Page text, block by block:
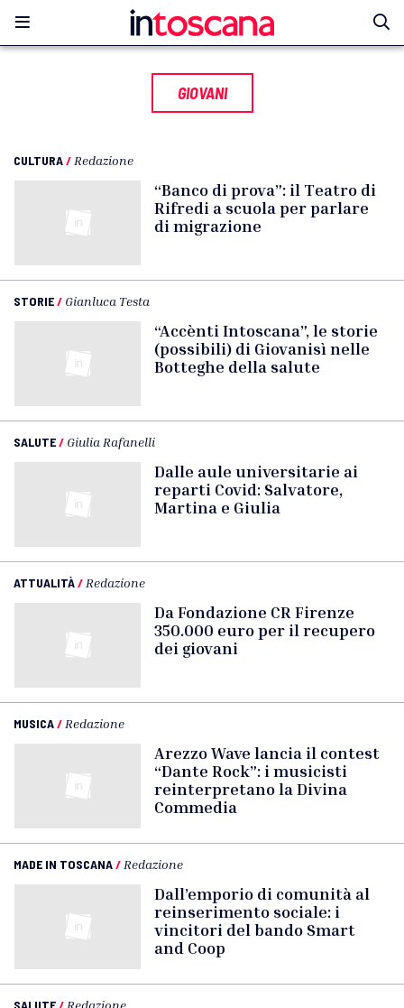
GIOVANI
CULTURA/ Redazione
“Banco di prova”: il Teatro di
Rifredi a scuola per parlare
di migrazione
STORIE/ Gianluca Testa
“Accènti Intoscana”, le storie
(possibili) di Giovanisì nelle
Botteghe della salute
SALUTE/ Giulia Rafanelli
Dalle aule universitarie ai
reparti Covid: Salvatore,
Martina e Giulia
ATTUALITÀ/ Redazione
Da Fondazione CR Firenze
350.000 euro per il recupero
dei giovani
MUSICA/ Redazione
Arezzo Wave lancia il contest
“Dante Rock”: i musicisti
reinterpretano la Divina
Commedia
MADE IN TOSCANA/ Redazione
Dall’emporio di comunità al
reinserimento sociale: i
vincitori del bando Smart
and Coop
SALUTE/ Redazione